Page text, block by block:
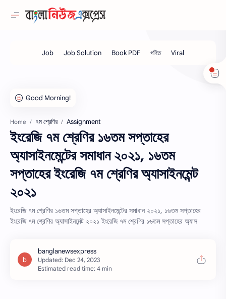
Home ৭ম শ্রেণির Assignment
ইংরেজি ৭ম শ্রেণির ১৬তম সপ্তাহের
অ্যাসাইনমেন্টের সমাধান ২০২১, ১৬তম
সপ্তাহের ইংরেজি ৭ম শ্রেণির অ্যাসাইনমেন্ট
২০২১
ইংরেজি ৭ম শ্রেণির ১৬তম সপ্তাহের অ্যাসাইনমেন্টের সমাধান ২০২১, ১৬তম সপ্তাহের
ইংরেজি ৭ম শ্রেণির অ্যাসাইনমেন্ট ২০২১ ইংরেজি ৭ম শ্রেণির ১৬তম সপ্তাহের অ্যাস
Estimated read time: 4 min